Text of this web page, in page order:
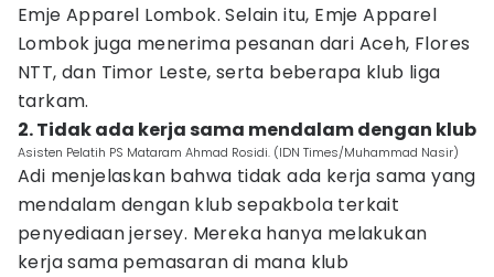
Emje Apparel Lombok. Selain itu, Emje Apparel
Lombok juga menerima pesanan dari Aceh, Flores
NTT, dan Timor Leste, serta beberapa klub liga
tarkam.
2. Tidak ada kerja sama mendalam dengan klub
Asisten Pelatih PS Mataram Ahmad Rosidi. (IDN Times/Muhammad Nasir)
Adi menjelaskan bahwa tidak ada kerja sama yang
mendalam dengan klub sepakbola terkait
penyediaan jersey. Mereka hanya melakukan
kerja sama pemasaran di mana klub